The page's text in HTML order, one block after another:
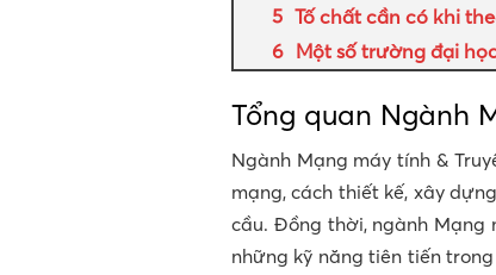
Tố chất cần có khi
Một số trường đại
Tổng quan Ngành
Ngành Mạng máy tính &
mạng, cách thiết kế, xây
cầu. Đồng thời, ngành Mạng
những kỹ năng tiên tiến